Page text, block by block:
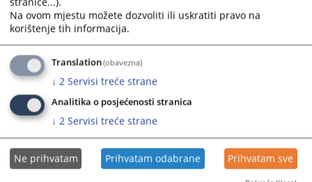
Na ovom mjestu možete dozvoliti ili uskratiti pravo na
korištenje tih informacija.
Translation(obavezna)
↓ 2 Servisi treće strane
Analitika o posjećenosti stranica
↓ 2 Servisi treće strane
Ne prihvatam Prihvatam odabrane Prihvatam sve